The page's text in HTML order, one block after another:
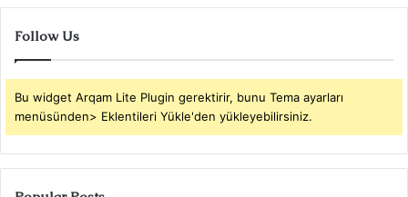
Follow Us
Bu widget Arqam Lite Plugin gerektirir, bunu Tema ayarları
menüsünden> Eklentileri Yükle'den yükleyebilirsiniz.